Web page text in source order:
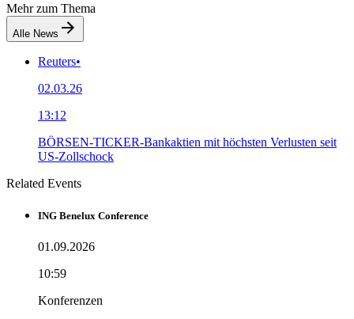
Mehr zum Thema
Alle News
Reuters•
02.03.26
13:12
BÖRSEN-TICKER-Bankaktien mit höchsten Verlusten seit
US-Zollschock
Related Events
ING Benelux Conference
01.09.2026
10:59
Konferenzen